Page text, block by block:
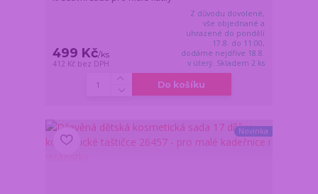
499 Kč/ks
412 Kč bez DPH
Z důvodu dovolené,
vše objednané a
uhrazené do pondělí
17.8. do 11:00,
dodáme nejdříve 18.8.
v úterý. Skladem 2 ks
Do košíku
Novinka